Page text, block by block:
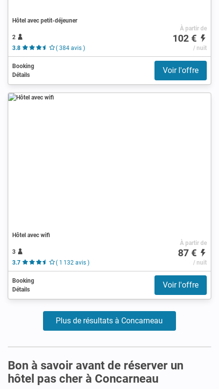
Hôtel avec petit-déjeuner
2
3.8
( 384 avis )
À partir de
102 €
/ nuit
Booking
Détails
Voir l'offre
Hôtel avec wifi
3
3.7
( 1 132 avis )
À partir de
87 €
/ nuit
Booking
Détails
Voir l'offre
Plus de résultats à Concarneau
Bon à savoir avant de réserver un
hôtel pas cher à Concarneau